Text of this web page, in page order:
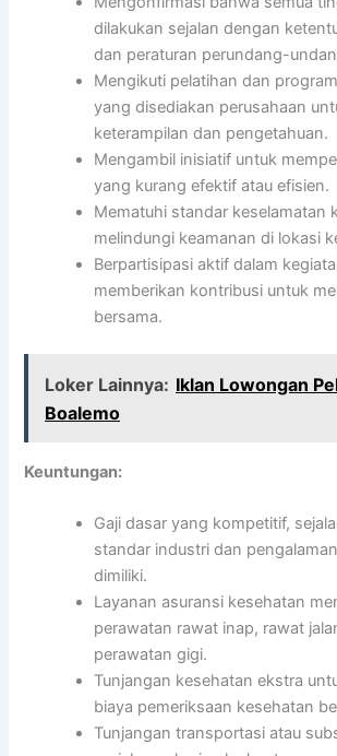
dilakukan sejalan dengan
dan peraturan perundang-
Mengikuti pelatihan dan
yang disediakan perusahaan
keterampilan dan pengetahuan.
Mengambil inisiatif untuk
yang kurang efektif atau efisien.
Mematuhi standar keselamatan
melindungi keamanan di lokasi
Berpartisipasi aktif dalam
memberikan kontribusi untuk
bersama.
Loker Lainnya: Iklan Lowongan
Boalemo
Keuntungan:
Gaji dasar yang kompetitif,
standar industri dan
dimiliki.
Layanan asuransi kesehatan
perawatan rawat inap, rawat
perawatan gigi.
Tunjangan kesehatan ekstra
biaya pemeriksaan kesehatan
Tunjangan transportasi atau